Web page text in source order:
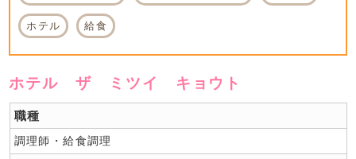
ホテル 給食
ホテル ザ ミツイ キョウト
職種
調理師・給食調理